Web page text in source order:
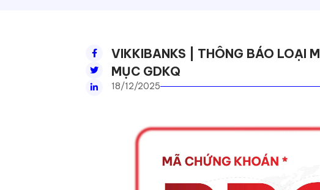
VIKKIBANKS | THÔNG BÁO LOẠI
MỤC GDKQ
18/12/2025